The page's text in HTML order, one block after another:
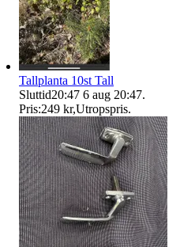
Tallplanta 10st Tall
Sluttid20:47 6 aug 20:47.
Pris:249 kr,Utropspris.